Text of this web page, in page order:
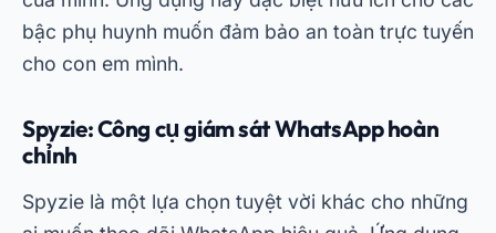
động của WhatsApp. Hơn nữa, Spyzie cung cấp
các gói dịch vụ linh hoạt phù hợp với nhu cầu và
FlexiSPY: Ứng dụng giám sát WhatsApp tiên
tiến
FlexiSPY được biết đến với các tính năng mạnh